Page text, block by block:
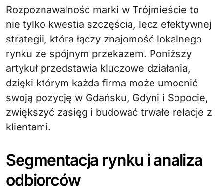
Rozpoznawalność marki w Trójmieście to
nie tylko kwestia szczęścia, lecz efektywnej
strategii, która łączy znajomość lokalnego
rynku ze spójnym przekazem. Poniższy
artykuł przedstawia kluczowe działania,
dzięki którym każda firma może umocnić
swoją pozycję w Gdańsku, Gdyni i Sopocie,
zwiększyć zasięg i budować trwałe relacje z
klientami.
Segmentacja rynku i analiza
odbiorców